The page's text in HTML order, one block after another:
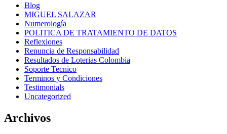
Blog
MIGUEL SALAZAR
Numerología
POLITICA DE TRATAMIENTO DE DATOS
Reflexiones
Renuncia de Responsabilidad
Resultados de Loterias Colombia
Soporte Tecnico
Terminos y Condiciones
Testimonials
Uncategorized
Archivos